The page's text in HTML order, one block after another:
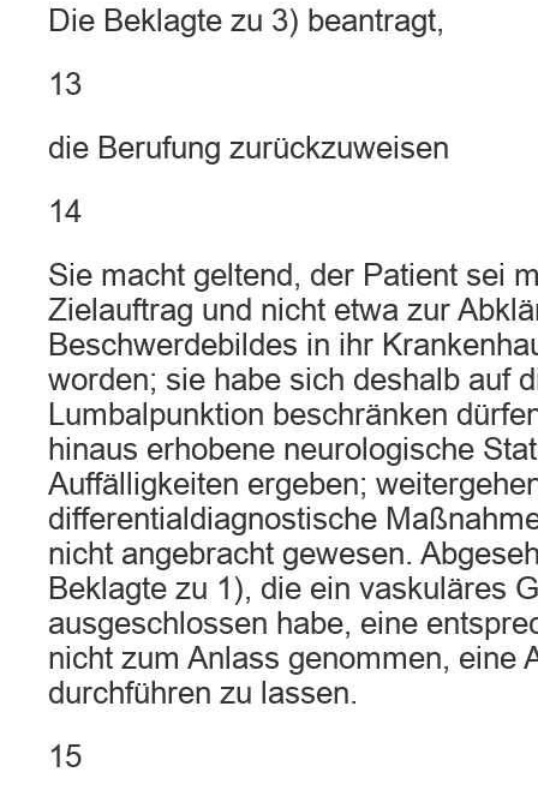
Die Beklagte zu 3) beantragt,
13
die Berufung zurückzuweisen
14
Sie macht geltend, der Patient sei
Zielauftrag und nicht etwa zur
Beschwerdebildes in ihr
worden; sie habe sich deshalb auf
Lumbalpunktion beschränken
hinaus erhobene neurologische
Auffälligkeiten ergeben;
differentialdiagnostische
nicht angebracht gewesen.
Beklagte zu 1), die ein vaskuläres
ausgeschlossen habe, eine
nicht zum Anlass genommen, eine
durchführen zu lassen.
15